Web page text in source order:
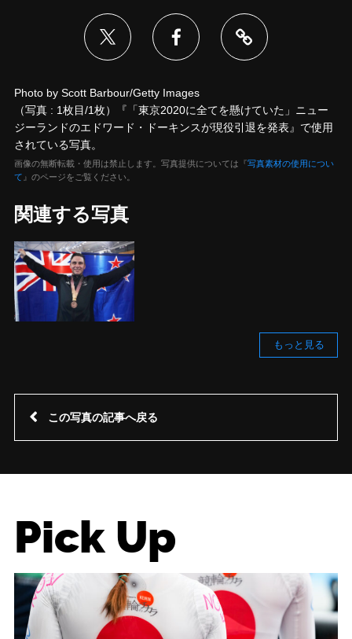
Photo by Scott Barbour/Getty Images
（写真 : 1枚目/1枚）『「東京2020に全てを懸けていた」ニュー
ジーランドのエドワード・ドーキンスが現役引退を発表』で使用
されている写真。
画像の無断転載・使用は禁止します。写真提供については『写真素材の使用につい
て 』のページをご覧ください。
関連する写真
もっと見る
この写真の記事へ戻る
Pick Up